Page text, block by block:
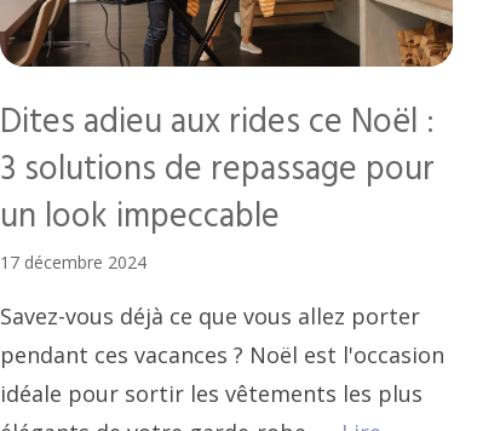
Dites adieu aux rides ce Noël :
3 solutions de repassage pour
un look impeccable
17 décembre 2024
Savez-vous déjà ce que vous allez porter
pendant ces vacances ? Noël est l'occasion
idéale pour sortir les vêtements les plus